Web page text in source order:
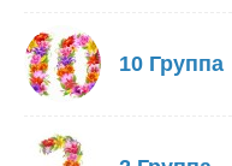
10 Группа